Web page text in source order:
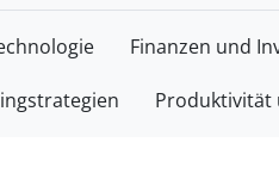
Finanzen und
Produktivität